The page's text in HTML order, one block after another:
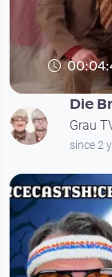
Die
Grau
since 2